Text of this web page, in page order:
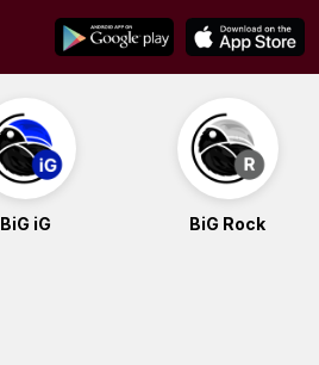
BiG iG BiG Rock